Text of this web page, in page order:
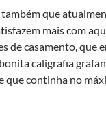
que
mais com
de casamento, que
caligrafia
que continha no